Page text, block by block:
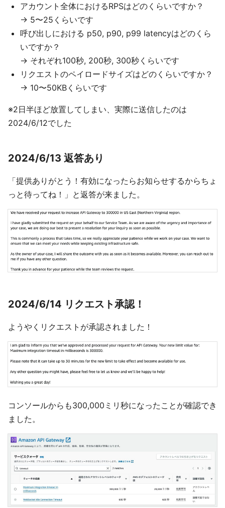
アカウント全体におけるRPSはどのくらいですか？
→ 5〜25くらいです
呼び出しにおける p50, p90, p99 latencyはどのくら
いですか？
→ それぞれ100秒, 200秒, 300秒くらいです
リクエストのペイロードサイズはどのくらいですか？
→ 10〜50KBくらいです
※2日半ほど放置してしまい、実際に送信したのは
2024/6/12でした
2024/6/13 返答あり
「提供ありがとう！有効になったらお知らせするからちょ
っと待ってね！」と返答が来ました。
2024/6/14 リクエスト承認！
ようやくリクエストが承認されました！
コンソールからも300,000ミリ秒になったことが確認でき
ました。